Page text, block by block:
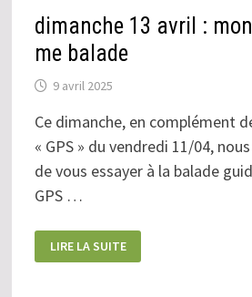
dimanche 13 avril :
me balade
9 avril 2025
Ce dimanche, en complément
« GPS » du vendredi 11/04,
de vous essayer à la balade
GPS …
13
AVRIL
LIRE LA SUITE